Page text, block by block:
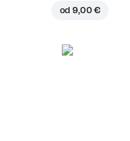
od9,00 €